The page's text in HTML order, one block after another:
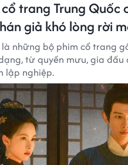
trang Trung Quốc
giả khó lòng rời
những bộ phim cổ trang
từ quyền mưu, gia đấu
lập nghiệp.